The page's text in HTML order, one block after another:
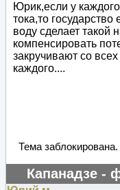
Юрик,если у
тока,то государство
воду сделает такой
компенсировать
закручивают со всех
каждого....
Тема заблокирована.
Капанадзе -